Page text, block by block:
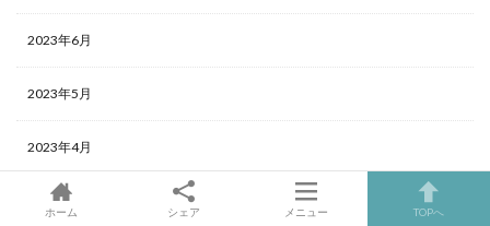
2023年6月
2023年5月
2023年4月
2023年3月
ホーム シェア メニュー TOPへ